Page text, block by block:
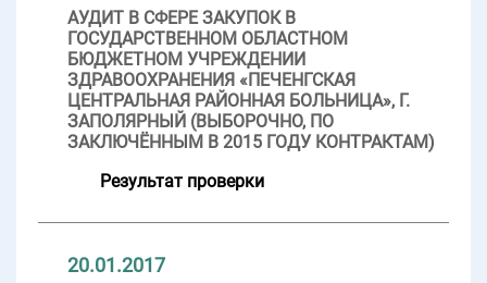
АУДИТ В СФЕРЕ ЗАКУПОК В
ГОСУДАРСТВЕННОМ ОБЛАСТНОМ
БЮДЖЕТНОМ УЧРЕЖДЕНИИ
ЗДРАВООХРАНЕНИЯ «ПЕЧЕНГСКАЯ
ЦЕНТРАЛЬНАЯ РАЙОННАЯ БОЛЬНИЦА», Г.
ЗАПОЛЯРНЫЙ (ВЫБОРОЧНО, ПО
ЗАКЛЮЧЁННЫМ В 2015 ГОДУ КОНТРАКТАМ)
Результат проверки
20.01.2017